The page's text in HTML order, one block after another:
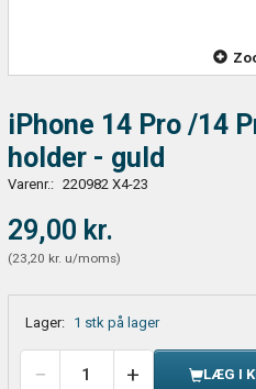
iPhone 14 Pro /14
holder - guld
Varenr.: 220982 X4-23
29,00 kr.
(23,20 kr. u/moms)
Lager: 1 stk på lager
LÆG I